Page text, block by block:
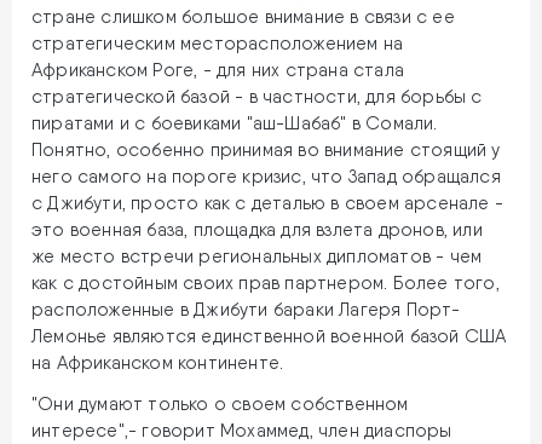
стране слишком большое внимание в связи с ее
стратегическим месторасположением на
Африканском Роге, - для них страна стала
стратегической базой - в частности, для борьбы с
пиратами и с боевиками "аш-Шабаб" в Сомали.
Понятно, особенно принимая во внимание стоящий у
него самого на пороге кризис, что Запад обращался
с Джибути, просто как с деталью в своем арсенале -
это военная база, площадка для взлета дронов, или
же место встречи региональных дипломатов - чем
как с достойным своих прав партнером. Более того,
расположенные в Джибути бараки Лагеря Порт-
Лемонье являются единственной военной базой США
на Африканском континенте.
"Они думают только о своем собственном
интересе",- говорит Мохаммед, член диаспоры